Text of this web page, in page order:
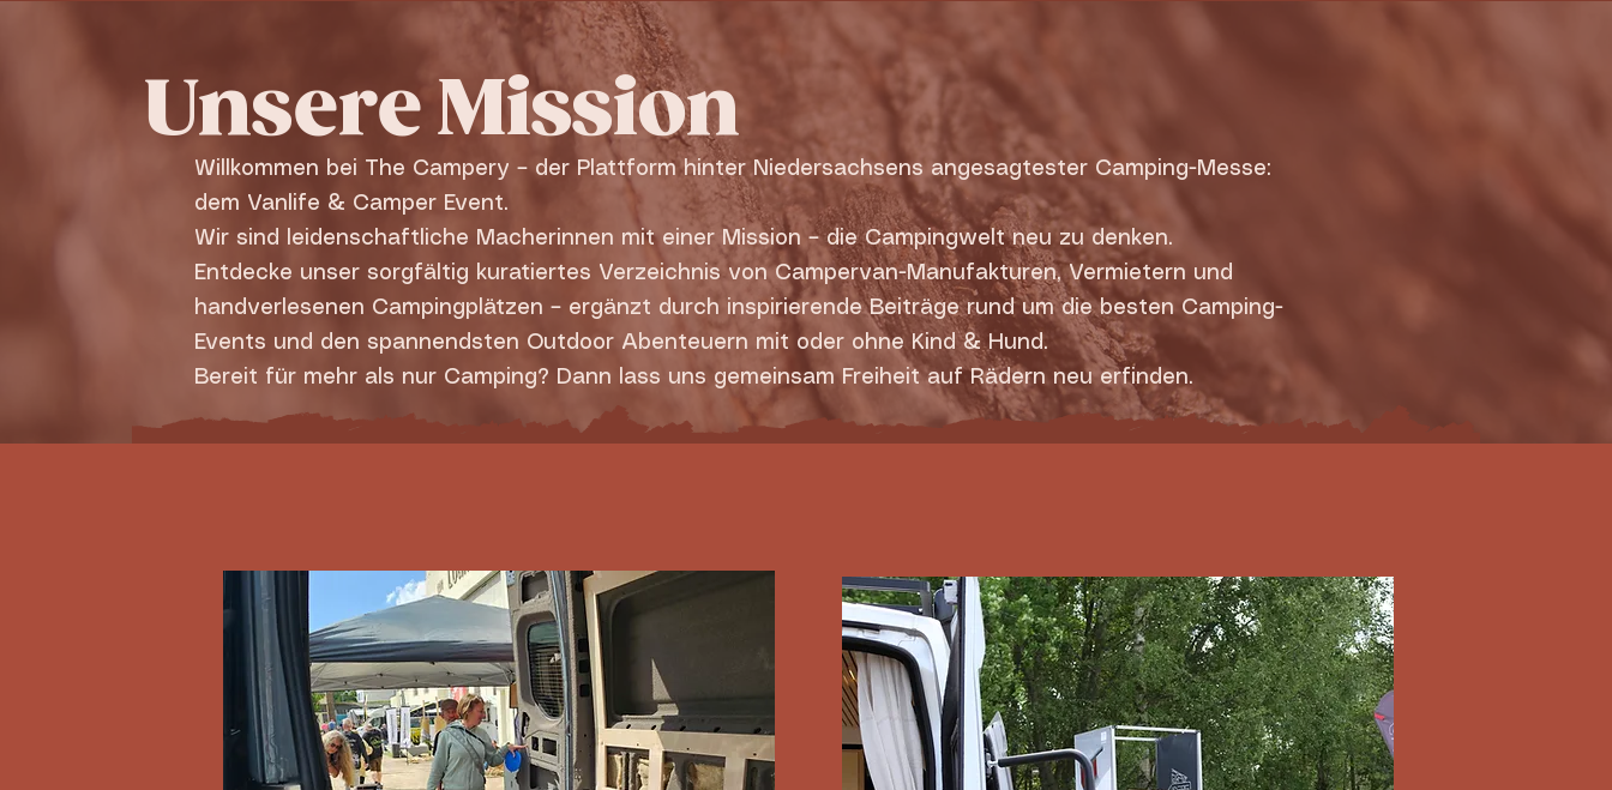
Willkommen bei The Campery – der Plattform hinter Niedersachsens angesagtester Camping-Messe:
dem Vanlife & Camper Event.
Wir sind leidenschaftliche Macherinnen mit einer Mission – die Campingwelt neu zu denken.
Entdecke unser sorgfältig kuratiertes Verzeichnis von Campervan-Manufakturen, Vermietern und
handverlesenen Campingplätzen – ergänzt durch inspirierende Beiträge rund um die besten Camping-
Events und den spannendsten Outdoor Abenteuern mit oder ohne Kind & Hund.
Bereit für mehr als nur Camping? Dann lass uns gemeinsam Freiheit auf Rädern neu erfinden.
Unsere Mission